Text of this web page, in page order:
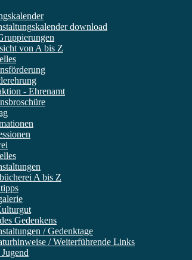
download
von A bis Z
- Ehrenamt
A bis Z
Gedenkens
/ Gedenktage
/ Weiterführende Links